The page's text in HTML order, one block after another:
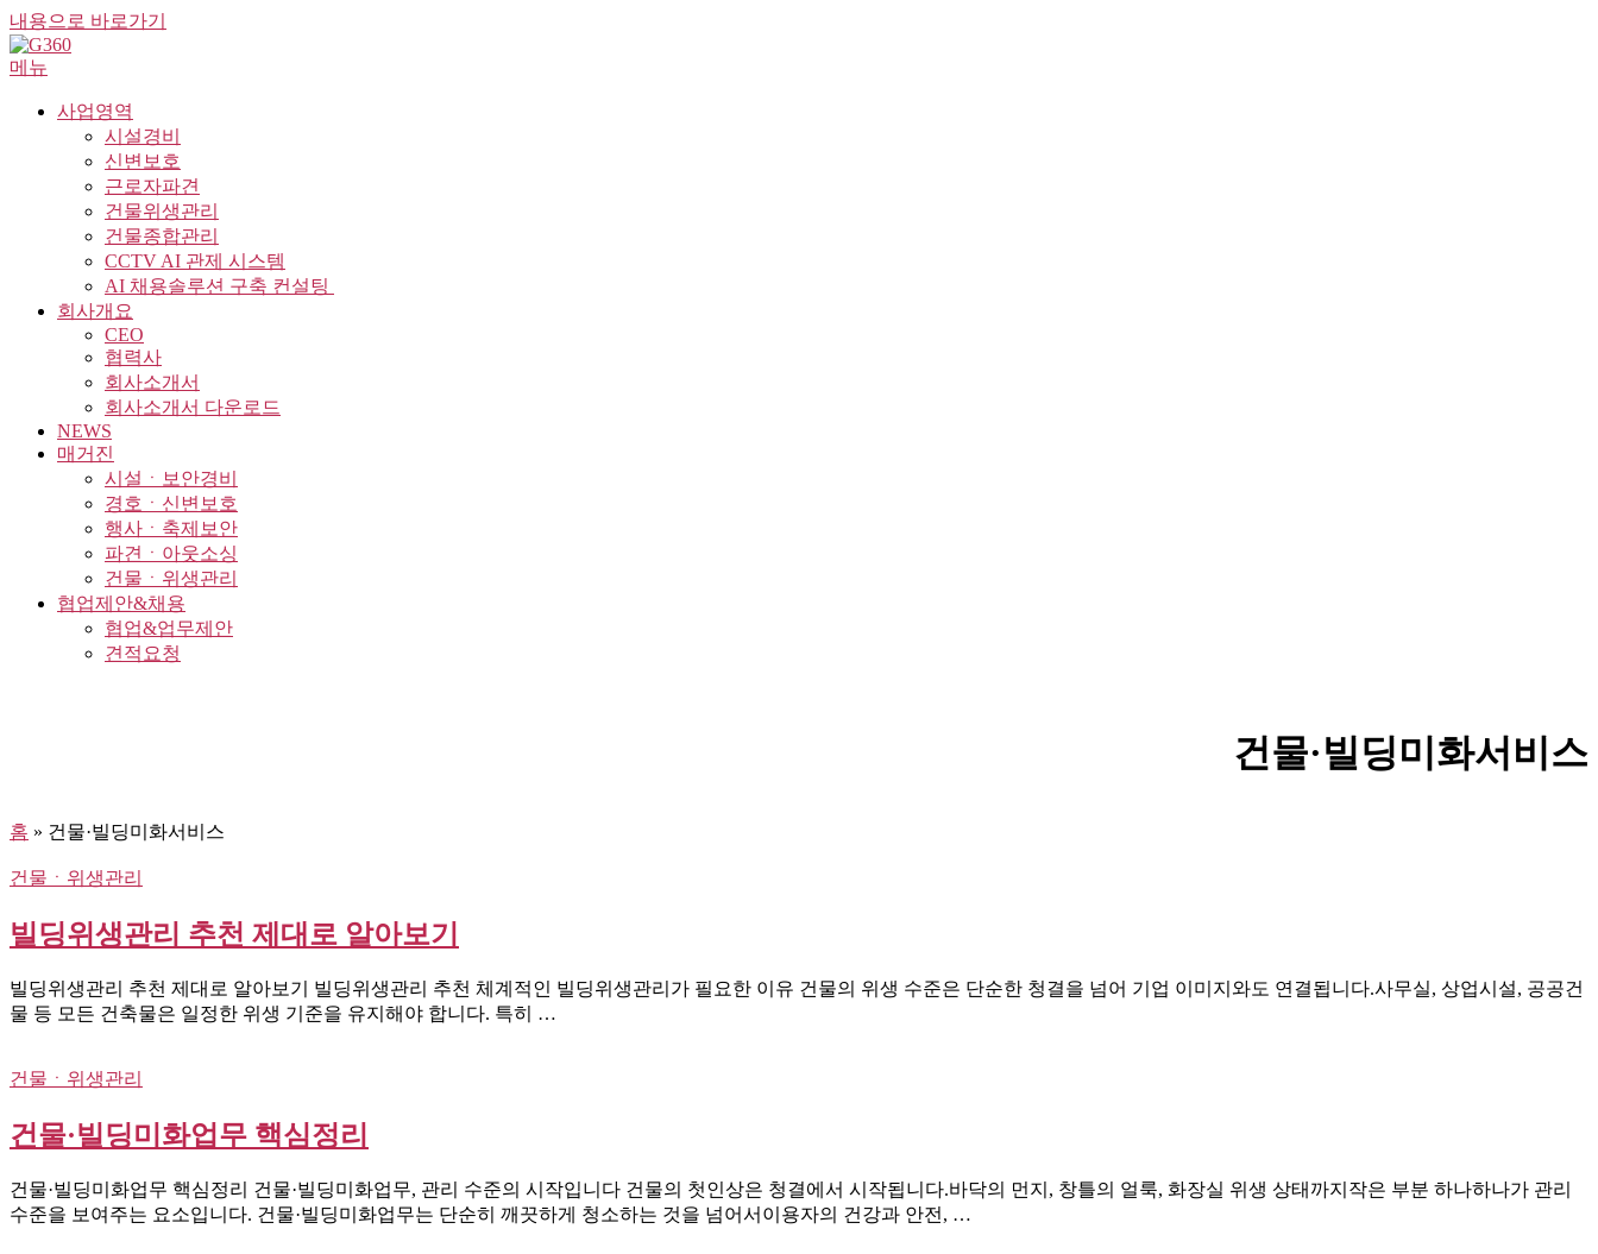
내용으로 바로가기
메뉴
사업영역
시설경비
신변보호
근로자파견
건물위생관리
건물종합관리
CCTV AI 관제 시스템
AI 채용솔루션 구축 컨설팅 ​
회사개요
CEO
협력사
회사소개서
회사소개서 다운로드
NEWS
매거진
시설ㆍ보안경비
경호ㆍ신변보호
행사ㆍ축제보안
파견ㆍ아웃소싱
건물ㆍ위생관리
협업제안&채용
협업&업무제안
견적요청
건물·빌딩미화서비스
홈 » 건물·빌딩미화서비스
건물ㆍ위생관리
빌딩위생관리 추천 제대로 알아보기
빌딩위생관리 추천 제대로 알아보기 빌딩위생관리 추천 체계적인 빌딩위생관리가 필요한 이유 건물의 위생 수준은 단순한 청결을 넘어 기업 이미지와도 연결됩니다.사무실, 상업시설, 공공건
물 등 모든 건축물은 일정한 위생 기준을 유지해야 합니다. 특히 …
건물ㆍ위생관리
건물·빌딩미화업무 핵심정리
건물·빌딩미화업무 핵심정리 건물·빌딩미화업무, 관리 수준의 시작입니다 건물의 첫인상은 청결에서 시작됩니다.바닥의 먼지, 창틀의 얼룩, 화장실 위생 상태까지작은 부분 하나하나가 관리
수준을 보여주는 요소입니다. 건물·빌딩미화업무는 단순히 깨끗하게 청소하는 것을 넘어서이용자의 건강과 안전, …